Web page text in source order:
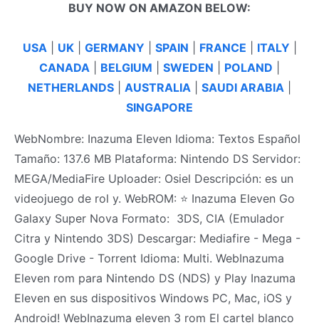
BUY NOW ON AMAZON BELOW:
USA| UK| GERMANY SPAIN FRANCE ITALY
CANADA
BELGIUM SWEDEN POLAND
NETHERLANDS
AUSTRALIA SAUDI ARABIA
SINGAPORE
WebNombre: Inazuma Eleven Idioma: Textos Español
Tamaño: 137.6 MB Plataforma: Nintendo DS Servidor:
MEGA/MediaFire Uploader: Osiel Descripción: es un
videojuego de rol y. WebROM: ⭐ Inazuma Eleven Go
Galaxy Super Nova Formato: ️ 3DS, CIA (Emulador
Citra y Nintendo 3DS) Descargar: Mediafire - Mega -
Google Drive - Torrent Idioma: Multi. WebInazuma
Eleven rom para Nintendo DS (NDS) y Play Inazuma
Eleven en sus dispositivos Windows PC, Mac, iOS y
Android! WebInazuma eleven 3 rom El cartel blanco